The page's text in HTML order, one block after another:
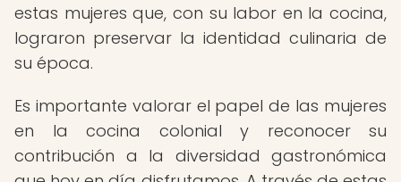
estas mujeres que, con su labor en la cocina,
lograron preservar la identidad culinaria de
su época.
Es importante valorar el papel de las mujeres
en la cocina colonial y reconocer su
contribución a la diversidad gastronómica